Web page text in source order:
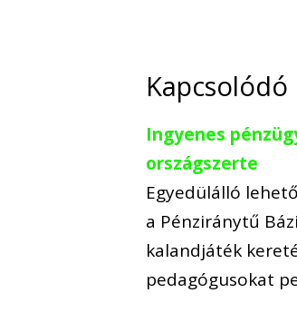
Kapcsolódó
Ingyenes
országszerte
Egyedülálló
a Pénziránytű
kalandjáték
pedagógusokat